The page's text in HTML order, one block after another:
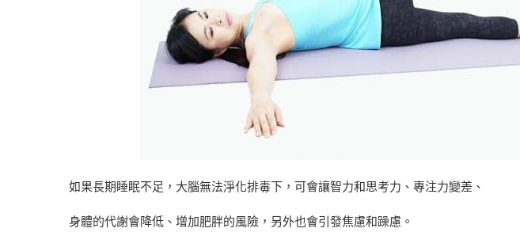
如果長期睡眠不足，大腦無法淨化排毒下，可會讓智力和思考力、專注力變差、
身體的代謝會降低、增加肥胖的風險，另外也會引發焦慮和躁慮。